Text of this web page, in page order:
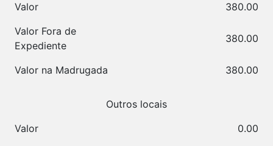
Valor
380.00
Valor Fora de
Expediente
380.00
Valor na Madrugada 380.00
Outros locais
Valor
0.00